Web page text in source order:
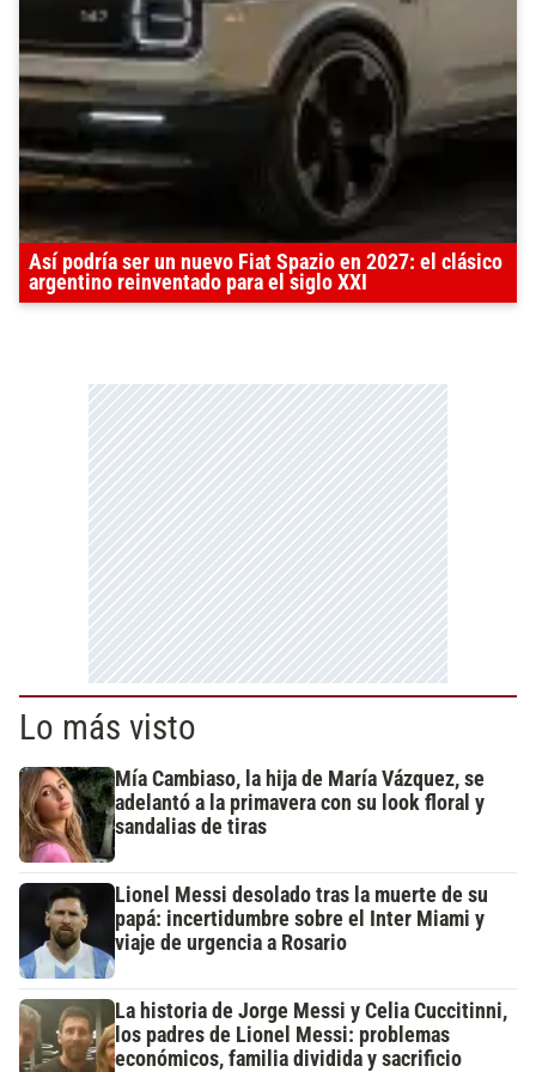
Así podría ser un nuevo Fiat Spazio en 2027: el clásico
argentino reinventado para el siglo XXI
Lo más visto
Mía Cambiaso, la hija de María Vázquez, se
adelantó a la primavera con su look floral y
sandalias de tiras
Lionel Messi desolado tras la muerte de su
papá: incertidumbre sobre el Inter Miami y
viaje de urgencia a Rosario
La historia de Jorge Messi y Celia Cuccitinni,
los padres de Lionel Messi: problemas
económicos, familia dividida y sacrificio